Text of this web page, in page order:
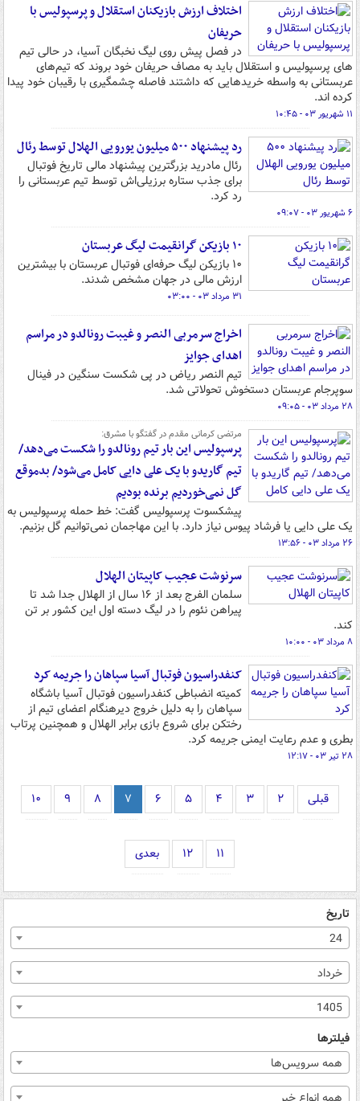
اختلاف ارزش بازیکنان استقلال‌ و پرسپولیس با
حریفان
در فصل پیش روی لیگ نخبگان آسیا، در حالی تیم
های پرسپولیس و استقلال باید به مصاف حریفان خود بروند که تیم‌های
عربستانی به واسطه خریدهایی که داشتند فاصله چشمگیری با رقیبان خود پیدا
کرده اند.
۱۱ شهریور ۰۳ - ۱۰:۴۵
رد پیشنهاد ۵۰۰ میلیون یورویی الهلال توسط رئال
رئال مادرید بزرگترین پیشنهاد مالی تاریخ فوتبال
برای جذب ستاره برزیلی‌اش توسط تیم عربستانی را
رد کرد.
۶ شهریور ۰۳ - ۰۹:۰۷
۱۰ بازیکن گرانقیمت لیگ عربستان
۱۰ بازیکن لیگ حرفه‌ای فوتبال عربستان با بیشترین
ارزش مالی در جهان مشخص شدند.
۳۱ مرداد ۰۳ - ۰۳:۰۰
اخراج سرمربی النصر و غیبت رونالدو در مراسم
اهدای جوایز
تیم النصر ریاض در پی شکست سنگین در فینال
سوپرجام عربستان دستخوش تحولاتی شد.
۲۸ مرداد ۰۳ - ۰۹:۰۵
مرتضی کرمانی مقدم در گفتگو با مشرق:
پرسپولیس این بار تیم رونالدو را شکست می‌دهد/
تیم گاریدو با یک علی دایی کامل می‌شود/ بدموقع
گل نمی‌خوردیم برنده بودیم
پیشکسوت پرسپولیس گفت: خط حمله پرسپولیس به
یک علی دایی یا فرشاد پیوس نیاز دارد. با این مهاجمان نمی‌توانیم گل بزنیم.
۲۶ مرداد ۰۳ - ۱۳:۵۶
سرنوشت عجیب کاپیتان الهلال
سلمان الفرج بعد از ۱۶ سال از الهلال جدا شد تا
پیراهن نئوم را در لیگ دسته اول این کشور بر تن
کند.
۸ مرداد ۰۳ - ۱۰:۰۰
کنفدراسیون فوتبال آسیا سپاهان را جریمه کرد
کمیته انضباطی کنفدراسیون فوتبال آسیا باشگاه
سپاهان را به دلیل خروج دیرهنگام اعضای تیم از
رختکن برای شروع بازی برابر الهلال و همچنین پرتاب
بطری و عدم رعایت ایمنی جریمه کرد.
۲۸ تیر ۰۳ - ۱۲:۱۷
قبلی ۲ ۳ ۴ ۵ ۶ ۷ ۸ ۹ ۱۰
۱۱ ۱۲ بعدی
تاریخ
24
خرداد
1405
فیلترها
همه سرویس‌ها